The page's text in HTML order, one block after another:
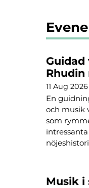
Guidad
Rhudin
11 Aug 2026
En
och musik
som
Musik i